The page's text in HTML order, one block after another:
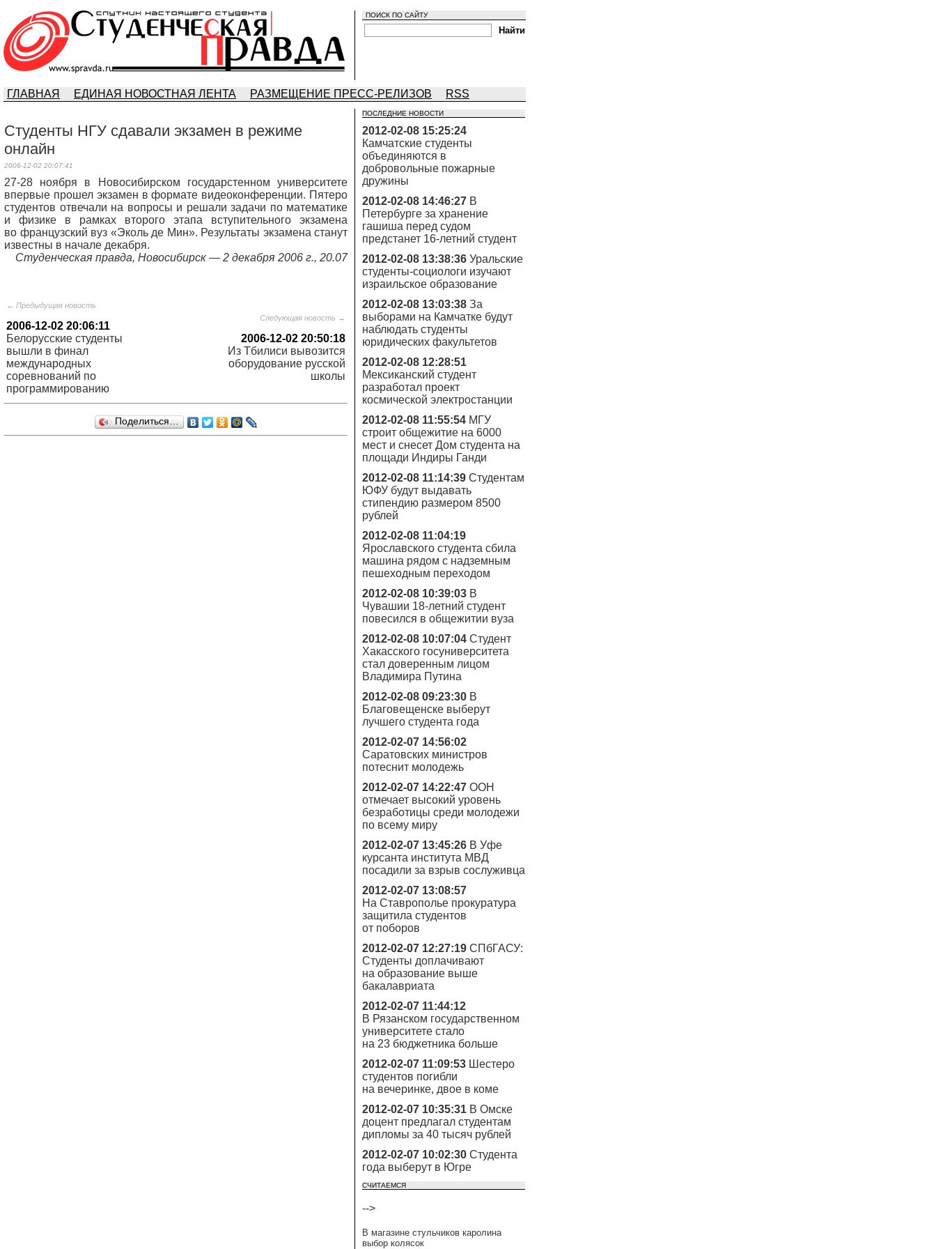
ПОИСК ПО САЙТУ
ГЛАВНАЯ ЕДИНАЯ НОВОСТНАЯ ЛЕНТА РАЗМЕЩЕНИЕ ПРЕСС-РЕЛИЗОВ RSS
Студенты НГУ сдавали экзамен в режиме
онлайн
2006-12-02 20:07:41
27-28 ноября в Новосибирском государстенном университете
впервые прошел экзамен в формате видеоконференции. Пятеро
студентов отвечали на вопросы и решали задачи по математике
и физике в рамках второго этапа вступительного экзамена
во французский вуз «Эколь де Мин». Результаты экзамена станут
известны в начале декабря.
Студенческая правда, Новосибирск — 2 декабря 2006 г., 20.07
← Предыдущая новость
2006-12-02 20:06:11
Белорусские студенты
вышли в финал
международных
соревнований по
программированию
Следующая новость →
2006-12-02 20:50:18
Из Тбилиси вывозится
оборудование русской
школы
Поделиться…
ПОСЛЕДНИЕ НОВОСТИ
2012-02-08 15:25:24
Камчатские студенты
объединяются в
добровольные пожарные
дружины
2012-02-08 14:46:27 В
Петербурге за хранение
гашиша перед судом
предстанет 16-летний студент
2012-02-08 13:38:36 Уральские
студенты-социологи изучают
израильское образование
2012-02-08 13:03:38 За
выборами на Камчатке будут
наблюдать студенты
юридических факультетов
2012-02-08 12:28:51
Мексиканский студент
разработал проект
космической электростанции
2012-02-08 11:55:54 МГУ
строит общежитие на 6000
мест и снесет Дом студента на
площади Индиры Ганди
2012-02-08 11:14:39 Студентам
ЮФУ будут выдавать
стипендию размером 8500
рублей
2012-02-08 11:04:19
Ярославского студента сбила
машина рядом с надземным
пешеходным переходом
2012-02-08 10:39:03 В
Чувашии 18-летний студент
повесился в общежитии вуза
2012-02-08 10:07:04 Студент
Хакасского госуниверситета
стал доверенным лицом
Владимира Путина
2012-02-08 09:23:30 В
Благовещенске выберут
лучшего студента года
2012-02-07 14:56:02
Саратовских министров
потеснит молодежь
2012-02-07 14:22:47 ООН
отмечает высокий уровень
безработицы среди молодежи
по всему миру
2012-02-07 13:45:26 В Уфе
курсанта института МВД
посадили за взрыв сослуживца
2012-02-07 13:08:57
На Ставрополье прокуратура
защитила студентов
от поборов
2012-02-07 12:27:19 СПбГАСУ:
Студенты доплачивают
на образование выше
бакалавриата
2012-02-07 11:44:12
В Рязанском государственном
университете стало
на 23 бюджетника больше
2012-02-07 11:09:53 Шестеро
студентов погибли
на вечеринке, двое в коме
2012-02-07 10:35:31 В Омске
доцент предлагал студентам
дипломы за 40 тысяч рублей
2012-02-07 10:02:30 Студента
года выберут в Югре
СЧИТАЕМСЯ
-->
В магазине стульчиков каролина
выбор колясок